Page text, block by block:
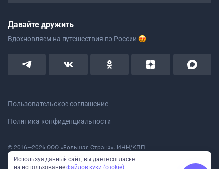
Давайте дружить
Вдохновляем на путешествия по России
Пользовательское соглашение
Политика конфиденциальности
© 2016—2026 ООО «Большая Страна». ИНН/КПП
5908078160/590801001 ОГРН 1185958020533
Номер в реестре Роскомнадзора № 59-18-006319 (Приказ № 321 от
Используя данный сайт, вы даете согласие
на использование файлов куки (cookie)